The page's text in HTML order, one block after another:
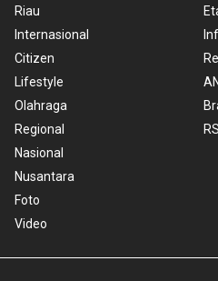
Riau
Internasional
Citizen
Lifestyle
Olahraga
Regional
Nasional
Nusantara
Foto
Video